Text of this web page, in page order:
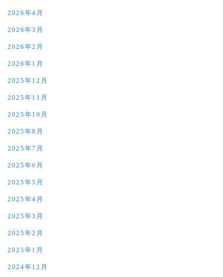
2026年4月
2026年3月
2026年2月
2026年1月
2025年12月
2025年11月
2025年10月
2025年8月
2025年7月
2025年6月
2025年5月
2025年4月
2025年3月
2025年2月
2025年1月
2024年12月